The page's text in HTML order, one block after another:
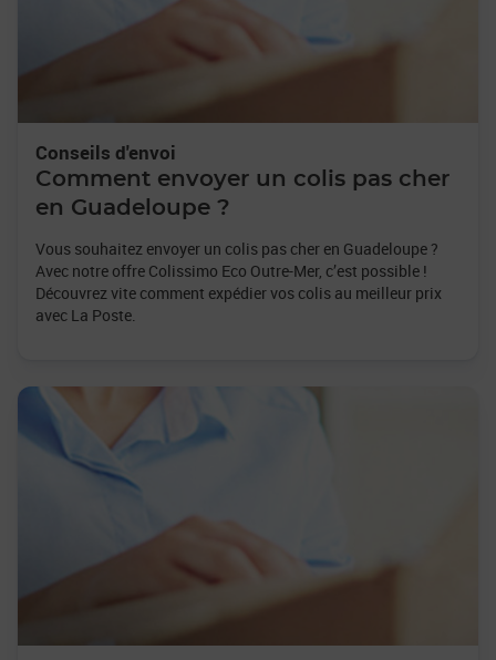
Conseils d'envoi
Comment envoyer un colis pas cher
en Guadeloupe ?
Vous souhaitez envoyer un colis pas cher en Guadeloupe ?
Avec notre offre Colissimo Eco Outre-Mer, c’est possible !
Découvrez vite comment expédier vos colis au meilleur prix
avec La Poste.